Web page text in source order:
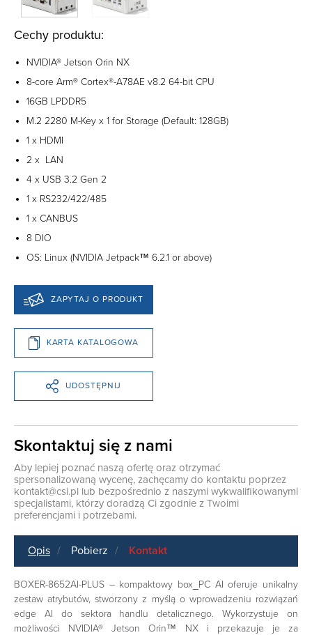
Cechy produktu:
NVIDIA® Jetson Orin NX
8-core Arm® Cortex®-A78AE v8.2 64-bit CPU
16GB LPDDR5
M.2 2280 M-Key x 1 for Storage (Default: 128GB)
1 x HDMI
2 x LAN
4 x USB 3.2 Gen 2
1 x RS232/422/485
1 x CANBUS
8 DIO
OS: Linux (NVIDIA Jetpack™ 6.2.1 or above)
ZAPYTAJ O PRODUKT
KARTA KATALOGOWA
UDOSTĘPNIJ
Skontaktuj się z nami
Aby lepiej poznać naszą ofertę oraz otrzymać
spersonalizowaną wycenę, zachęcamy do kontaktu poprzez
kontakt@csi.pl lub bezpośrednio z naszymi wykwalifikowanymi
specjalistami, którzy doradzą Ci zgodnie z Twoimi
preferencjami i potrzebami.
Opis Pobierz Kontakt
BOXER-8652AI-PLUS – kompaktowy box_PC AI oferuje unikalny
zestaw atrybutów, stworzony z myślą o wprowadzeniu rozwiązań
edge AI do sektora handlu detalicznego. Wykorzystuje on
możliwości NVIDIA® Jetson Orin™ NX i przekazuje je za